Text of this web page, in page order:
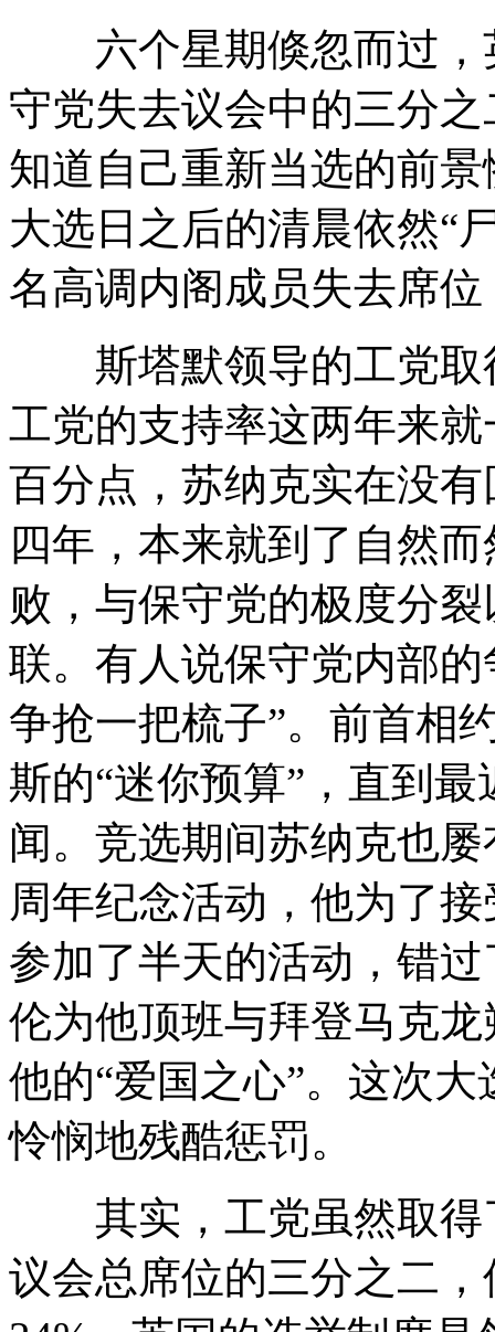
六个星期倏忽而过，
守党失去议会中的三分
知道自己重新当选的前
大选日之后的清晨依然“
名高调内阁成员失去席
斯塔默领导的工党取
工党的支持率这两年来
百分点，苏纳克实在没
四年，本来就到了自然
败，与保守党的极度分
联。有人说保守党内部
争抢一把梳子”。前首相
斯的“迷你预算”，直到
闻。竞选期间苏纳克也
周年纪念活动，他为了
参加了半天的活动，错
伦为他顶班与拜登马克
他的“爱国之心”。这次
怜悯地残酷惩罚。
其实，工党虽然取得
议会总席位的三分之二